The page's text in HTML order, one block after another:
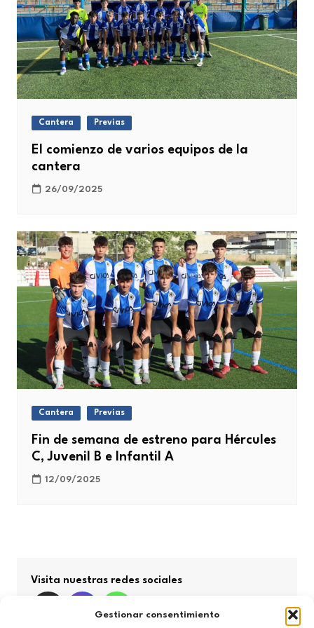
Gestionar consentimiento
Cantera Previas
El comienzo de varios equipos de la
cantera
26/09/2025
Cantera Previas
Fin de semana de estreno para Hércules
C, Juvenil B e Infantil A
12/09/2025
Visita nuestras redes sociales